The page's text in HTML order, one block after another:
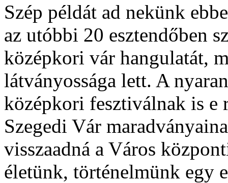
Szép példát ad nekünk
az utóbbi 20 esztendőben
középkori vár hangulatát,
látványossága lett. A
középkori fesztiválnak is e
Szegedi Vár
visszaadná a Város
életünk, történelmünk